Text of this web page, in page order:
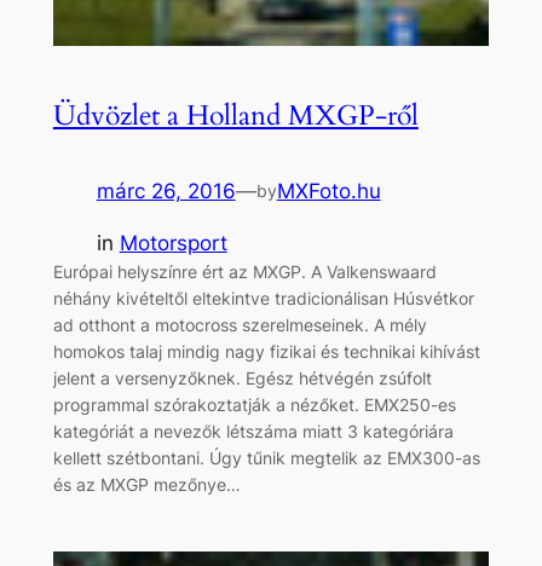
Üdvözlet a Holland MXGP-ről
márc 26, 2016—byMXFoto.hu
in Motorsport
Európai helyszínre ért az MXGP. A Valkenswaard
néhány kivételtől eltekintve tradicionálisan Húsvétkor
ad otthont a motocross szerelmeseinek. A mély
homokos talaj mindig nagy fizikai és technikai kihívást
jelent a versenyzőknek. Egész hétvégén zsúfolt
programmal szórakoztatják a nézőket. EMX250-es
kategóriát a nevezők létszáma miatt 3 kategóriára
kellett szétbontani. Úgy tűnik megtelik az EMX300-as
és az MXGP mezőnye…